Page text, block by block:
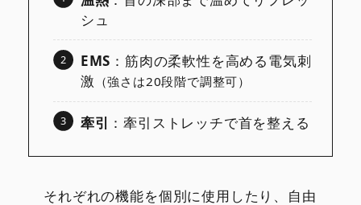
シュ
EMS ：筋肉の柔軟性を高める電気刺
激 （強さは20段階で調整可）
牽引 ：牽引ストレッチで首を整える
それぞれの機能を個別に使用したり、自由